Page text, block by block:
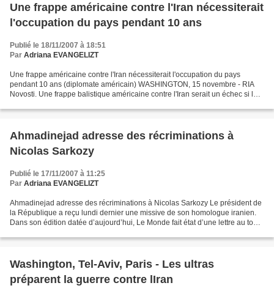
Une frappe américaine contre l'Iran nécessiterait
l'occupation du pays pendant 10 ans
Publié le 18/11/2007 à 18:51
Par Adriana EVANGELIZT
Une frappe américaine contre l'Iran nécessiterait l'occupation du pays
pendant 10 ans (diplomate américain) WASHINGTON, 15 novembre - RIA
Novosti. Une frappe balistique américaine contre l'Iran serait un échec si les
Ahmadinejad adresse des récriminations à
Nicolas Sarkozy
Publié le 17/11/2007 à 11:25
Par Adriana EVANGELIZT
Ahmadinejad adresse des récriminations à Nicolas Sarkozy Le président de
la République a reçu lundi dernier une missive de son homologue iranien.
Dans son édition datée d’aujourd’hui, Le Monde fait état d’une lettre au ton
Washington, Tel-Aviv, Paris - Les ultras
préparent la guerre contre lIran